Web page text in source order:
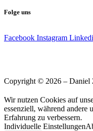
Folge uns
Facebook Instagram
Copyright © 2026 – Daniel
Wir nutzen Cookies auf
essenziell, während andere
Erfahrung zu verbessern.
Individuelle Einstellungen